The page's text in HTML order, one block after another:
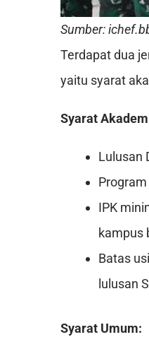
Sumber:
Terdapat dua
yaitu syarat
Syarat
Lulusan
IPK
kampus
Batas
lulusan
Syarat Umum: